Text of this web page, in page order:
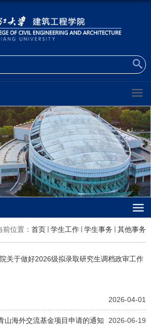
前位置： 首页 学生工作 学生事务 其他事务
关于做好2026级拟录取研究生调档政审工作
2026-04-01
山海外交流基金项目申请的通知 2026-06-19